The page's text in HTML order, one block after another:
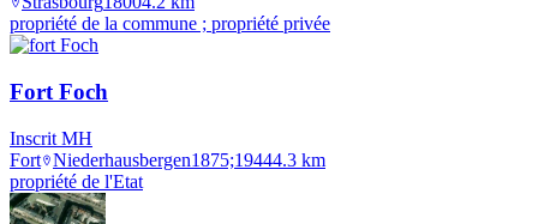
propriété de la commune ; propriété privée
Fort Foch
Inscrit MH
Fort Niederhausbergen1875;19444.3 km
propriété de l'Etat